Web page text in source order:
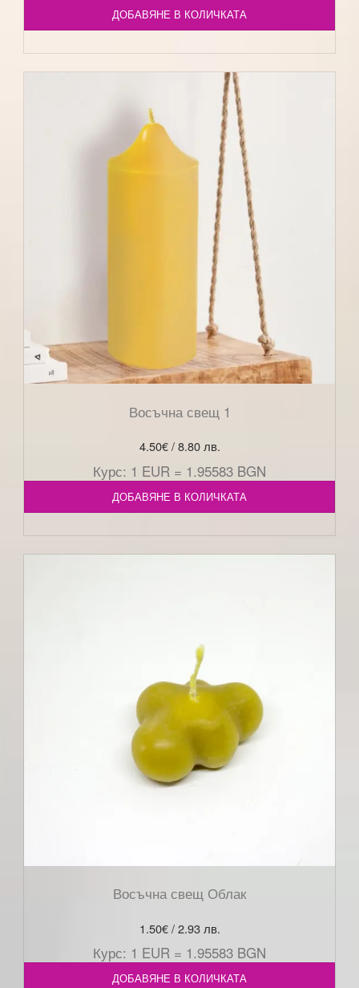
ДОБАВЯНЕ В КОЛИЧКАТА
Восъчна свещ 1
4.50€/ 8.80 лв.
Курс: 1 EUR = 1.95583 BGN
ДОБАВЯНЕ В КОЛИЧКАТА
Восъчна свещ Облак
1.50€/ 2.93 лв.
Курс: 1 EUR = 1.95583 BGN
ДОБАВЯНЕ В КОЛИЧКАТА